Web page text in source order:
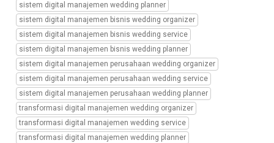
sistem digital manajemen wedding planner
sistem digital manajemen bisnis wedding organizer
sistem digital manajemen bisnis wedding service
sistem digital manajemen bisnis wedding planner
sistem digital manajemen perusahaan wedding organizer
sistem digital manajemen perusahaan wedding service
sistem digital manajemen perusahaan wedding planner
transformasi digital manajemen wedding organizer
transformasi digital manajemen wedding service
transformasi digital manajemen wedding planner
media
untuk
bisnis